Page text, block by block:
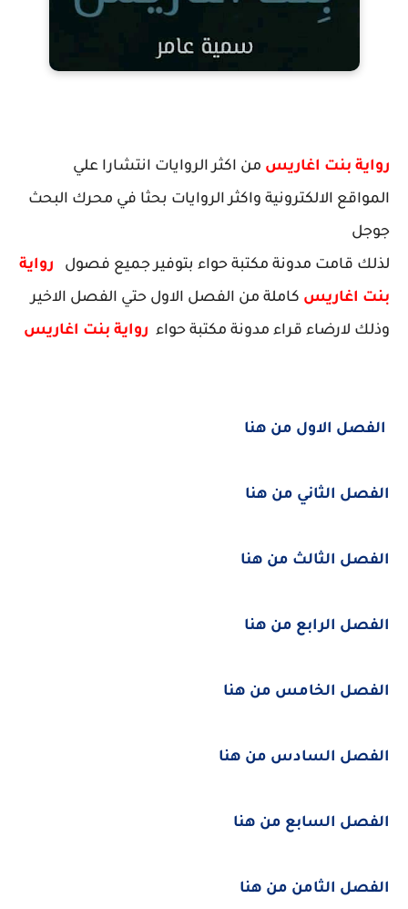
رواية بنت اغاريس من اكثر الروايات انتشارا علي
المواقع الالكترونية واكثر الروايات بحثا في محرك البحث
جوجل
لذلك قامت مدونة مكتبة حواء بتوفير جميع فصول رواية
بنت اغاريس كاملة من الفصل الاول حتي الفصل الاخير
وذلك لارضاء قراء مدونة مكتبة حواء رواية بنت اغاريس
الفصل الاول من هنا
الفصل الثاني من هنا
الفصل الثالث من هنا
الفصل الرابع من هنا
الفصل الخامس من هنا
الفصل السادس من هنا
الفصل السابع من هنا
الفصل الثامن من هنا